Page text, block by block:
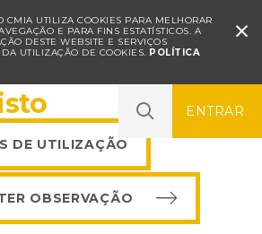
CMIA UTILIZA COOKIES PARA MELHORAR
E PARA FINS ESTATÍSTICOS. A
DESTE WEBSITE E SERVIÇOS
UTILIZAÇÃO DE COOKIES. POLÍTICA

ENTRAR
DE UTILIZAÇÃO
OBSERVAÇÃO